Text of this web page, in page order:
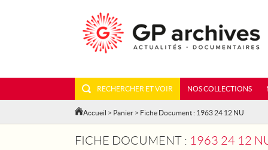
RECHERCHER ET VOIR NOS COLLECTIONS
Accueil > Panier > Fiche Document : 1963 24 12 NU
FICHE DOCUMENT : 1963 24 12